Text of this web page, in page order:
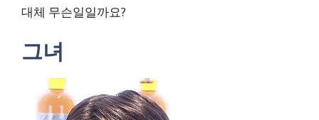
대체 무슨일일까요?
그녀